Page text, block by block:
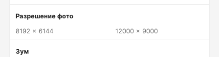
Разрешение фото
8192 x 6144
12000 x 9000
Зум